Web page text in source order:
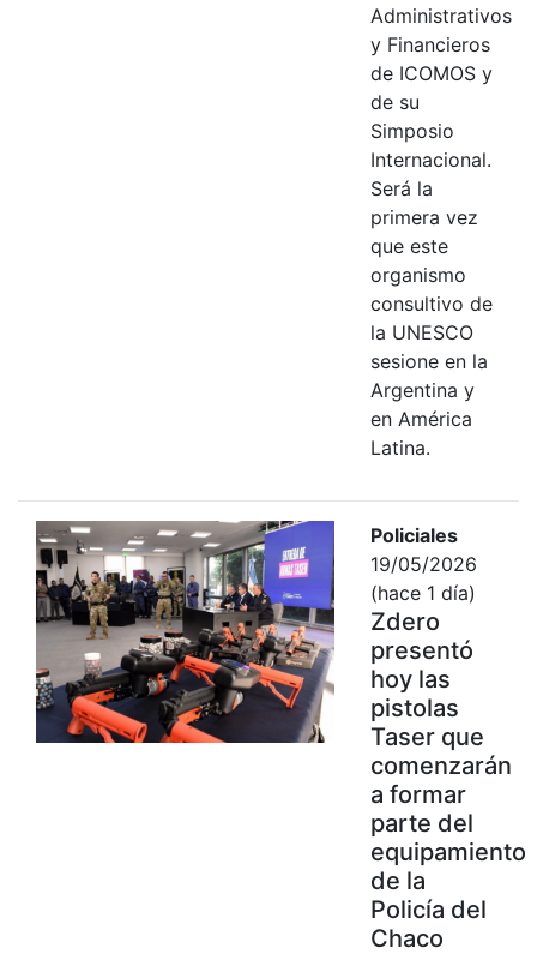
Administrativos
y Financieros
de ICOMOS y
de su
Simposio
Internacional.
Será la
primera vez
que este
organismo
consultivo de
la UNESCO
sesione en la
Argentina y
en América
Latina.
Policiales
19/05/2026
(hace 1 día)
Zdero
presentó
hoy las
pistolas
Taser que
comenzarán
a formar
parte del
equipamiento
de la
Policía del
Chaco